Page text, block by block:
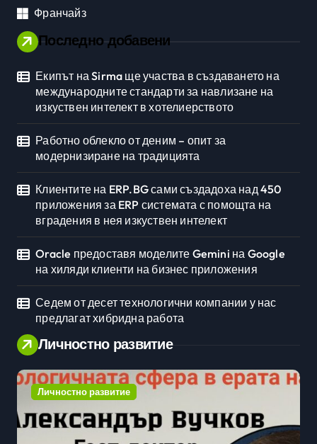
Франчайз
Последно добавени
Екипът на Sirma ще участва в създаването на
международните стандарти за навлизане на
изкуствен интелект в хотелиерството
Работно облекло от деним – опит за
модернизиране на традицията
Клиентите на ERP.BG сами създадоха над 450
приложения за ERP системата с помощта на
вградения в нея изкуствен интелект
Oracle предоставя моделите Gemini на Google
на хиляди клиенти на бизнес приложения
Седем от десет технологични компании у нас
предлагат хибридна работа
Личностно развитие
Личностно развитие